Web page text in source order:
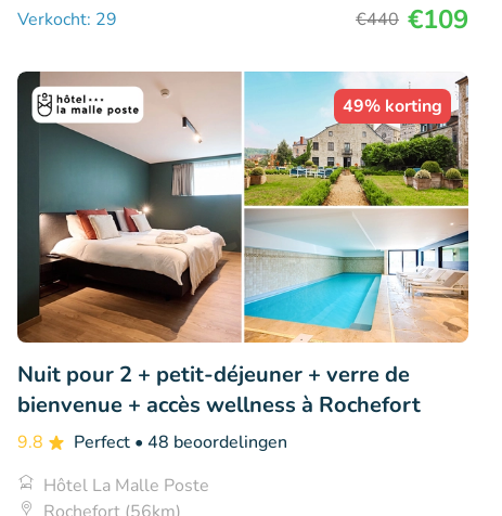
Verkocht: 29
€440 €109
49% korting
Nuit pour 2 + petit-déjeuner + verre de
bienvenue + accès wellness à Rochefort
9.8 Perfect • 48 beoordelingen
Hôtel La Malle Poste
Rochefort (56km)